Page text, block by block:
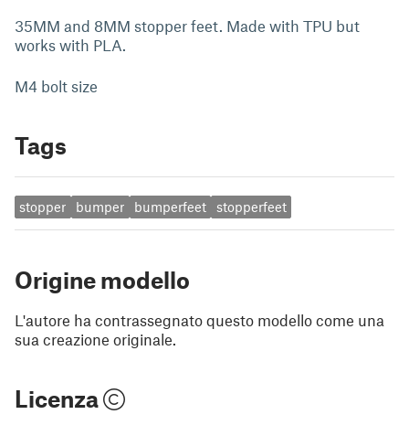
35MM and 8MM stopper feet. Made with TPU but
works with PLA.
M4 bolt size
Tags
stopper bumper bumperfeet stopperfeet
Origine modello
L'autore ha contrassegnato questo modello come una
sua creazione originale.
Licenza